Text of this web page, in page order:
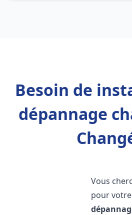
Besoin de
dépannage
Vous
pour votre